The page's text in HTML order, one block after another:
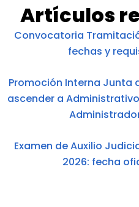
Artículos
Convocatoria
fechas y
Promoción Interna Junta
ascender a
Examen de Auxilio
2026: fecha